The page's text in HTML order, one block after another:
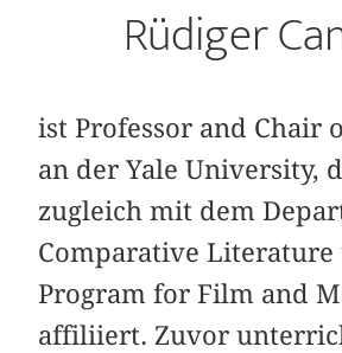
Rüdiger
ist Professor and Chair
an der Yale University,
zugleich mit dem
Comparative Literature
Program for Film and
affiliiert. Zuvor